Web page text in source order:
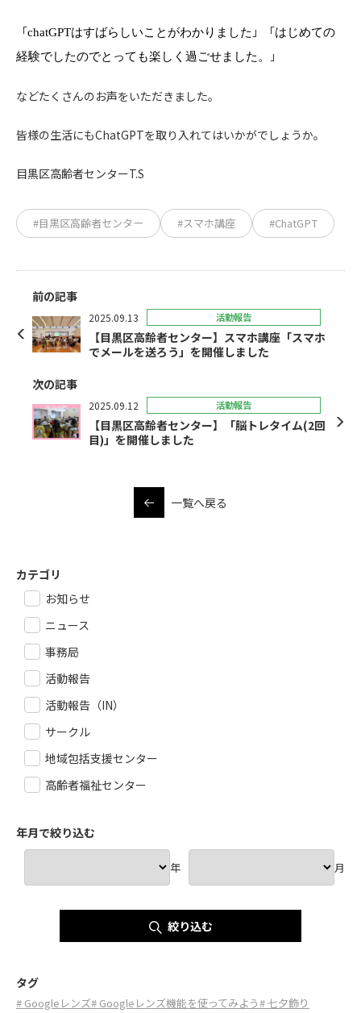
「chatGPTはすばらしいことがわかりました 」「はじめての
経験でしたのでとっても楽しく過ごせました。
」
などたくさんのお声をいただきました。
皆様の生活にもChatGPTを取り入れてはいかがでしょうか。
目黒区高齢者センターT.S
#目黒区高齢者センター #スマホ講座 #ChatGPT
前の記事
2025.09.13 活動報告
【目黒区高齢者センター】スマホ講座「スマホ
でメールを送ろう」を開催しました
次の記事
2025.09.12 活動報告
【目黒区高齢者センター】「脳トレタイム(2回
目)」を開催しました
一覧へ戻る
カテゴリ
お知らせ
ニュース
事務局
活動報告
活動報告（IN）
サークル
地域包括支援センター
高齢者福祉センター
年月で絞り込む
年 月
絞り込む
タグ
# Googleレンズ# Googleレンズ機能を使ってみよう# 七夕飾り